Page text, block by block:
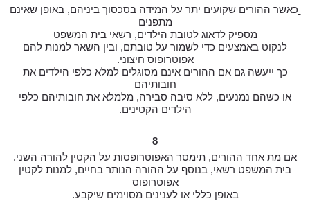
כאשר ההורים שקועים יתר על המידה בסכסוך ביניהם, באופן שאינם
מתפנים
מספיק לדאוג לטובת הילדים, רשאי בית המשפט
לנקוט באמצעים כדי לשמור על טובתם, ובין השאר למנות להם
אפוטרופוס חיצוני.
כך ייעשה גם אם ההורים אינם מסוגלים למלא כלפי הילדים את
חובותיהם
או כשהם נמנעים, ללא סיבה סבירה, מלמלא את חובותיהם כלפי
הילדים הקטינים.
8
אם מת אחד ההורים, תימסר האפוטרופסות על הקטין להורה השני.
בית המשפט רשאי, בנוסף על ההורה הנותר בחיים, למנות לקטין
אפוטרופוס
באופן כללי או לענינים מסוימים שיקבע.